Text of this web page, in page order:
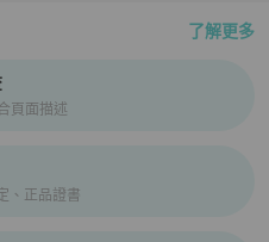
了解更多
購檢驗流程介紹
頁面描述
、正品證書